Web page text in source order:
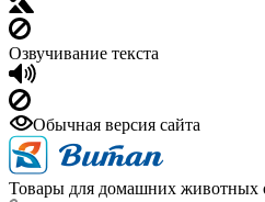
Озвучивание текста
Обычная версия сайта
Товары для домашних животных